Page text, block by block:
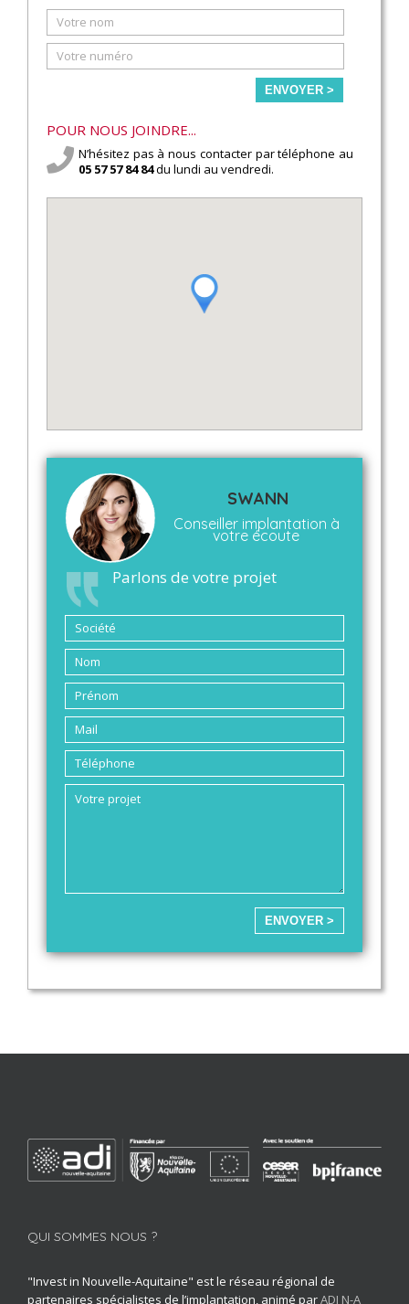
ENVOYER >
POUR NOUS JOINDRE...
N’hésitez pas à nous contacter par téléphone au
05 57 57 84 84du lundi au vendredi.
SWANN
Conseiller implantation à
votre écoute
Parlons de votre projet
ENVOYER >
QUI SOMMES NOUS ?
"Invest in Nouvelle-Aquitaine" est le réseau régional de
partenaires spécialistes de l’implantation, animé parADI N-A